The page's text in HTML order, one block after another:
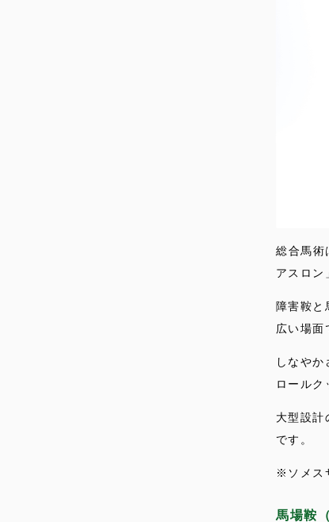
総合馬術
アスロン
障害鞍と
広い場
しなや
ロールク
大型設計
です。
※ソメス
馬場鞍